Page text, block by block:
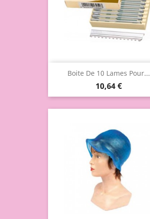
Boite De 10 Lames Pour...
10,64 €